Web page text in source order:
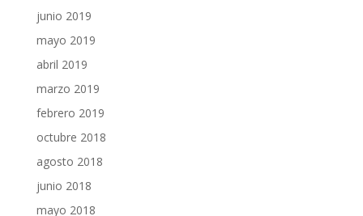
junio 2019
mayo 2019
abril 2019
marzo 2019
febrero 2019
octubre 2018
agosto 2018
junio 2018
mayo 2018